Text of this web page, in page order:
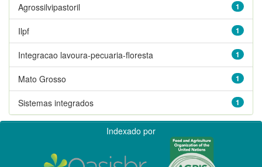
1
Agrossilvipastoril
1
Ilpf
1
Integracao lavoura-pecuaria-floresta
1
Mato Grosso
1
Sistemas integrados
Indexado por